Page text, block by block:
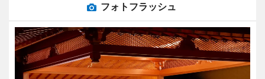
フォトフラッシュ